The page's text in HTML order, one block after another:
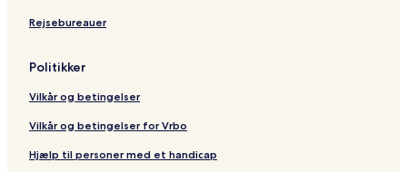
O
y
t
n
R
e
s
r
Rejsebureauer
Politikker
Vilkår og betingelser
Vilkår og betingelser for Vrbo
Hjælp til personer med et handicap